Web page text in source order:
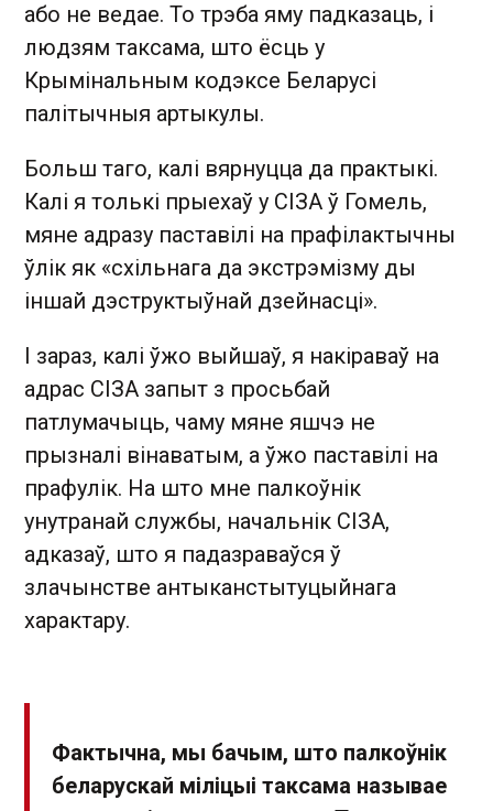
або не ведае. То трэба яму падказаць, і
людзям таксама, што ёсць у
Крымінальным кодэксе Беларусі
палітычныя артыкулы.
Больш таго, калі вярнуцца да практыкі.
Калі я толькі прыехаў у СІЗА ў Гомель,
мяне адразу паставілі на прафілактычны
ўлік як «схільнага да экстрэмізму ды
іншай дэструктыўнай дзейнасці».
І зараз, калі ўжо выйшаў, я накіраваў на
адрас СІЗА запыт з просьбай
патлумачыць, чаму мяне яшчэ не
прызналі вінаватым, а ўжо паставілі на
прафулік. На што мне палкоўнік
унутранай службы, начальнік СІЗА,
адказаў, што я падазраваўся ў
злачынстве антыканстытуцыйнага
характару.
Фактычна, мы бачым, што палкоўнік
беларускай міліцыі таксама называе